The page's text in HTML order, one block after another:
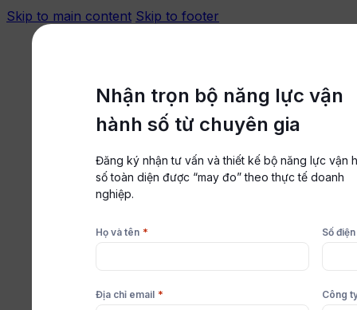
Skip to main content Skip to footer
Trung tâm hỗ trợ
Nền tảng
Giải pháp
Nhận trọn bộ năng lực vận
hành số từ chuyên gia
Đăng ký nhận tư vấn và thiết kế bộ năng lực vận
số toàn diện được “may đo” theo thực tế doanh
nghiệp.
Họ và tên * Số
Địa chỉ email * Công